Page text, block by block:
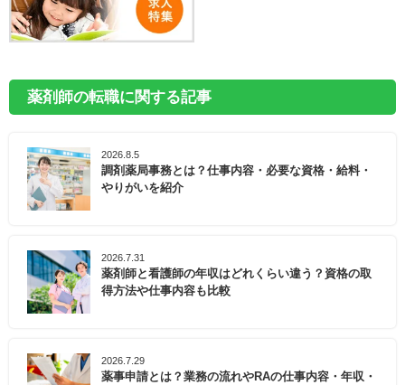
薬剤師の転職に関する記事
2026.8.5
調剤薬局事務とは？仕事内容・必要な資格・給料・
やりがいを紹介
2026.7.31
薬剤師と看護師の年収はどれくらい違う？資格の取
得方法や仕事内容も比較
2026.7.29
薬事申請とは？業務の流れやRAの仕事内容・年収・